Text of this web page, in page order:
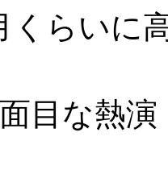
くらいに
目な熱